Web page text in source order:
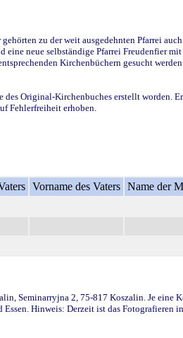
zu der weit ausgedehnten Pfarrei
neue selbständige Pfarrei Freudenfier
Kirchenbüchern gesucht
Original-Kirchenbuches erstellt worden.
Fehlerfreiheit erhoben.
Vorname des Vaters Name der
Seminarryjna 2, 75-817 Koszalin. Je eine
Hinweis: Derzeit ist das Fotografieren